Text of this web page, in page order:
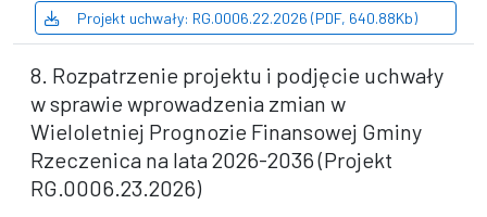
Projekt uchwały: RG.0006.22.2026 (PDF, 640.88Kb)
8. Rozpatrzenie projektu i podjęcie uchwały
w sprawie wprowadzenia zmian w
Wieloletniej Prognozie Finansowej Gminy
Rzeczenica na lata 2026-2036 (Projekt
RG.0006.23.2026)